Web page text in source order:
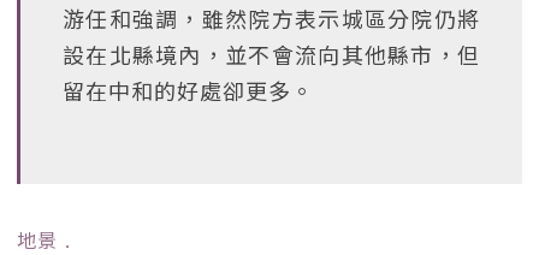
游任和強調，雖然院方表示城區分院仍將
設在北縣境內，並不會流向其他縣市，但
留在中和的好處卻更多。
地景 ﹒